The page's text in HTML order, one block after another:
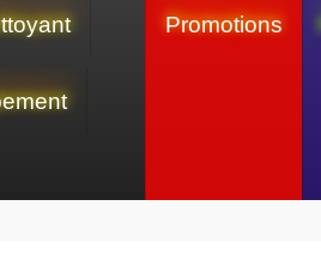
Promotions